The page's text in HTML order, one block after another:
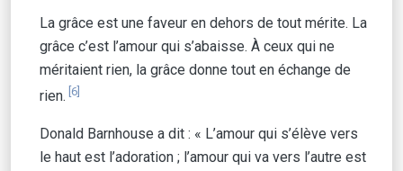
La grâce est une faveur en dehors de tout mérite. La
grâce c’est l’amour qui s’abaisse. À ceux qui ne
méritaient rien, la grâce donne tout en échange de
rien. [6]
Donald Barnhouse a dit : « L’amour qui s’élève vers
le haut est l’adoration ; l’amour qui va vers l’autre est